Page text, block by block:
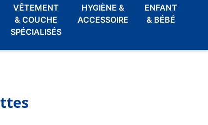
VÊTEMENT
& COUCHE
SPÉCIALISÉS
HYGIÈNE &
ACCESSOIRE
ENFANT
& BÉBÉ